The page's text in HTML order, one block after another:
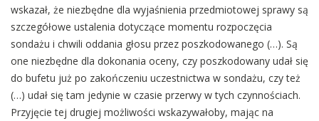
wskazał, że niezbędne dla wyjaśnienia przedmiotowej sprawy są
szczegółowe ustalenia dotyczące momentu rozpoczęcia
sondażu i chwili oddania głosu przez poszkodowanego (…). Są
one niezbędne dla dokonania oceny, czy poszkodowany udał się
do bufetu już po zakończeniu uczestnictwa w sondażu, czy też
(…) udał się tam jedynie w czasie przerwy w tych czynnościach.
Przyjęcie tej drugiej możliwości wskazywałoby, mając na